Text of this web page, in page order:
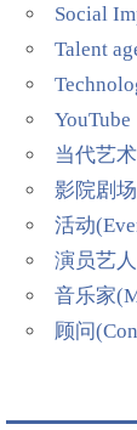
Social
Talent
YouTube
当代艺
影院剧
活动
演员艺
音乐家
顾问